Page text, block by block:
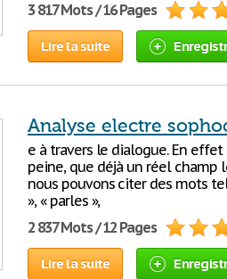
3 817 Mots / 16 Pages
Lire la suite
Analyse electre
e à travers le dialogue. En
peine, que déjà un réel champ
nous pouvons citer des mots
», « parles »,
2 837 Mots / 12 Pages
Lire la suite